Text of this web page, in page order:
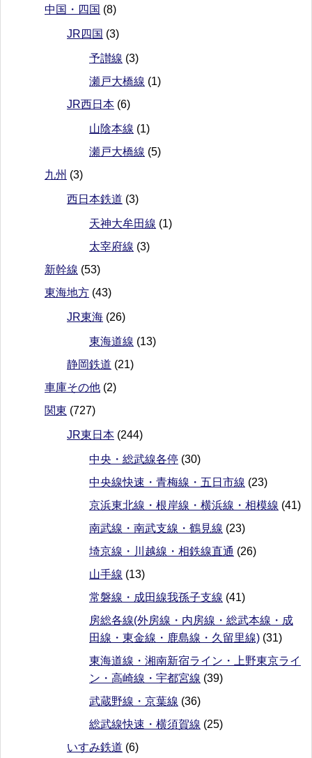
中国・四国 (8)
JR四国 (3)
予讃線 (3)
瀬戸大橋線 (1)
JR西日本 (6)
山陰本線 (1)
瀬戸大橋線 (5)
九州 (3)
西日本鉄道 (3)
天神大牟田線 (1)
太宰府線 (3)
新幹線 (53)
東海地方 (43)
JR東海 (26)
東海道線 (13)
静岡鉄道 (21)
車庫その他 (2)
関東 (727)
JR東日本 (244)
中央・総武線各停 (30)
中央線快速・青梅線・五日市線 (23)
京浜東北線・根岸線・横浜線・相模線 (41)
南武線・南武支線・鶴見線 (23)
埼京線・川越線・相鉄線直通 (26)
山手線 (13)
常磐線・成田線我孫子支線 (41)
房総各線(外房線・内房線・総武本線・成
田線・東金線・鹿島線・久留里線) (31)
東海道線・湘南新宿ライン・上野東京ライ
ン・高崎線・宇都宮線 (39)
武蔵野線・京葉線 (36)
総武線快速・横須賀線 (25)
いすみ鉄道 (6)